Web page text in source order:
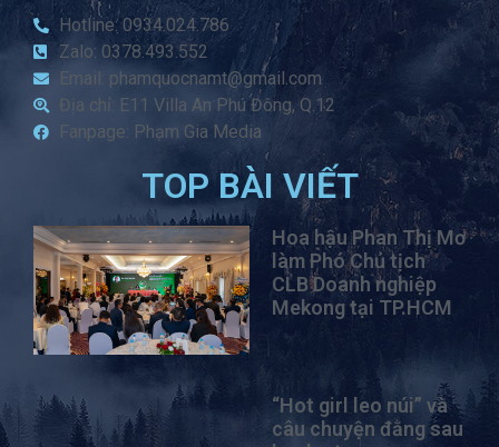
Hotline: 0934.024.786
Zalo: 0378.493.552
Email: phamquocnamt@gmail.com
Địa chỉ: E11 Villa An Phú Đông, Q.12
Fanpage: Phạm Gia Media
TOP BÀI VIẾT
Hoa hậu Phan Thị Mơ
làm Phó Chủ tịch
CLB Doanh nghiệp
Mekong tại TP.HCM
“Hot girl leo núi” và
câu chuyện đằng sau